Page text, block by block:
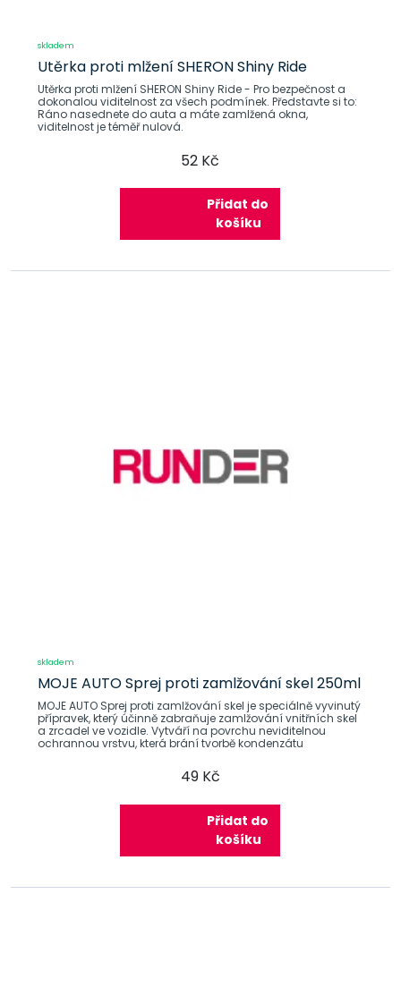
skladem
Utěrka proti mlžení SHERON Shiny Ride
Utěrka proti mlžení SHERON Shiny Ride - Pro bezpečnost a
dokonalou viditelnost za všech podmínek. Představte si to:
Ráno nasednete do auta a máte zamlžená okna,
viditelnost je téměř nulová.
52 Kč
Přidat do
košíku
skladem
MOJE AUTO Sprej proti zamlžování skel 250ml
MOJE AUTO Sprej proti zamlžování skel je speciálně vyvinutý
přípravek, který účinně zabraňuje zamlžování vnitřních skel
a zrcadel ve vozidle. Vytváří na povrchu neviditelnou
ochrannou vrstvu, která brání tvorbě kondenzátu
49 Kč
Přidat do
košíku